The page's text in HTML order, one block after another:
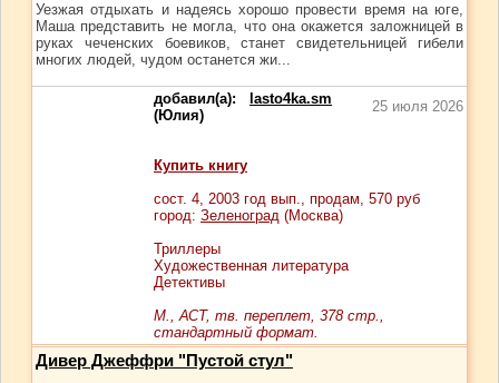
Уезжая отдыхать и надеясь хорошо провести время на юге,
Маша представить не могла, что она окажется заложницей в
руках чеченских боевиков, станет свидетельницей гибели
многих людей, чудом останется жи...
добавил(а):
lasto4ka.sm
(Юлия)
25 июля 2026
Купить книгу
сост. 4, 2003 год вып., продам, 570 руб
город: Зеленоград (Москва)
Триллеры
Художественная литература
Детективы
М., АСТ, тв. переплет, 378 стр.,
стандартный формат.
Дивер Джеффри "Пустой стул"